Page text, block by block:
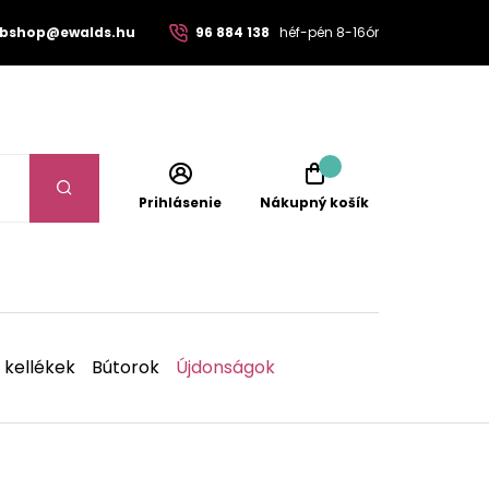
96 884 138 héf-pén 8-16ór
Prihlásenie Nákupný košík
Bútorok Újdonságok